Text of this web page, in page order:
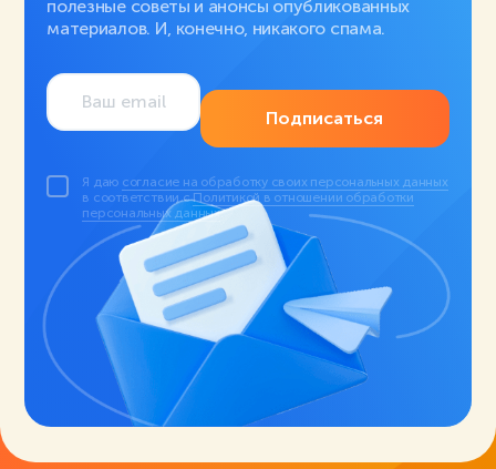
полезные советы и анонсы опубликованных
материалов. И, конечно, никакого спама.
Подписаться
Я даю согласие на обработку своих персональных данных
в соответствии сПолитикой в отношении обработки
персональных данных.